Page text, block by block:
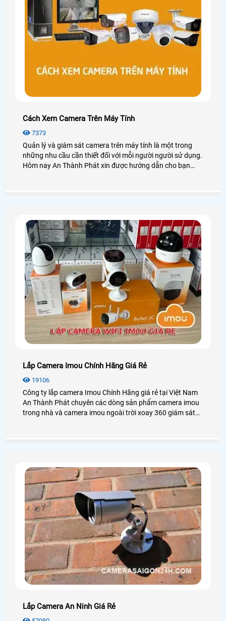
Cách Xem Camera Trên Máy Tính
7373
Quản lý và giám sát camera trên máy tính là một trong
những nhu cầu cần thiết đối với mỗi người người sử dụng.
Hôm nay An Thành Phát xin được hướng dẫn cho bạn
Lắp Camera Imou Chính Hãng Giá Rẻ
19106
Công ty lắp camera Imou Chính Hãng giá rẻ tại Việt Nam
An Thành Phát chuyên các dòng sản phẩm camera imou
trong nhà và camera imou ngoài trời xoay 360 giám sát
Lắp Camera An Ninh Giá Rẻ